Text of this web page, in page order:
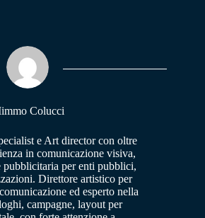
Colucci
e Art director con oltre
in comunicazione visiva,
pubblicitaria per enti pubblici,
Direttore artistico per
ed esperto nella
campagne, layout per